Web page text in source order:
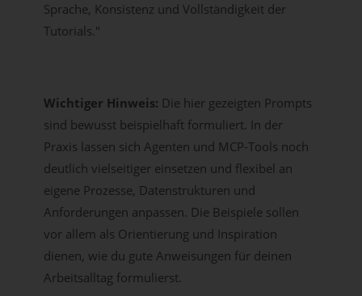
Sprache, Konsistenz und Vollständigkeit der
Tutorials."
Wichtiger Hinweis: Die hier gezeigten Prompts
sind bewusst beispielhaft formuliert. In der
Praxis lassen sich Agenten und MCP-Tools noch
deutlich vielseitiger einsetzen und flexibel an
eigene Prozesse, Datenstrukturen und
Anforderungen anpassen. Die Beispiele sollen
vor allem als Orientierung und Inspiration
dienen, wie du gute Anweisungen für deinen
Arbeitsalltag formulierst.